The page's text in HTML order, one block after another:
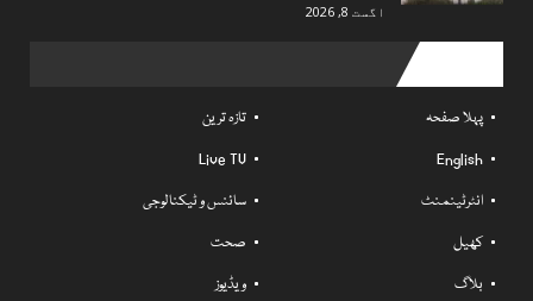
اگست 8, 2026
پہلا صفحہ
تازہ ترین
English
Live TV
انٹرٹینمنٹ
سائنس و ٹیکنالوجی
کھیل
صحت
بلاگ
ویڈیوز